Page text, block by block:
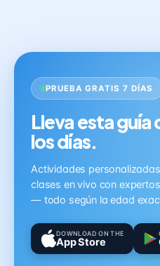
PRUEBA GRATIS 7 DÍAS
Lleva esta
los días.
Actividades
clases en vivo con
— todo según la edad
DOWNLOAD ON THE
App Store